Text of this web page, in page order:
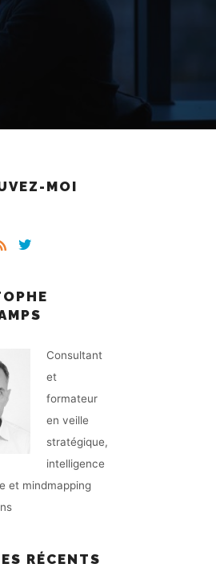
MOI
Consultant
et
formateur
en veille
stratégique,
intelligence
et mindmapping
RÉCENTS